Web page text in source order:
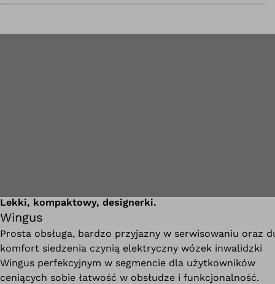
Lekki, kompaktowy, designerki.
Wingus
Prosta obsługa, bardzo przyjazny w serwisowaniu oraz
komfort siedzenia czynią elektryczny wózek inwalidzki
Wingus perfekcyjnym w segmencie dla użytkowników
ceniących sobie łatwość w obsłudze i funkcjonalność.